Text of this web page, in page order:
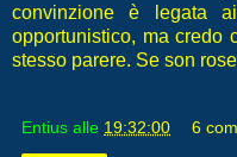
convinzione è legata
opportunistico, ma credo
stesso parere. Se son
Entius alle 19:32:00 6